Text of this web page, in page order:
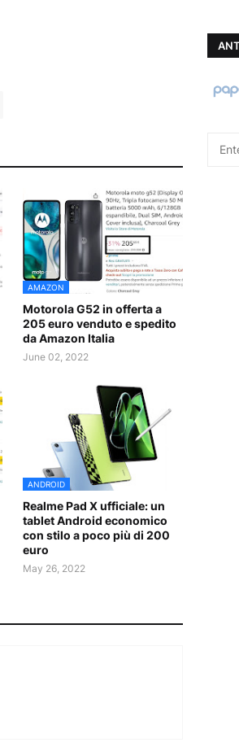
AMAZON
Motorola G52 in offerta a
205 euro venduto e spedito
da Amazon Italia
June 02, 2022
ANDROID
Realme Pad X ufficiale: un
tablet Android economico
con stilo a poco più di 200
euro
May 26, 2022